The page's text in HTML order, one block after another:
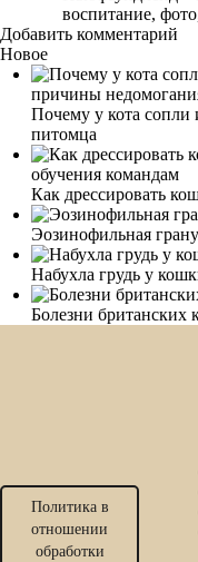
воспитание,
Добавить комментарий
Новое
Почему у кота сопли
питомца
Как дрессировать
Эозинофильная
Набухла грудь у
Болезни британских
Политика в
отношении
обработки